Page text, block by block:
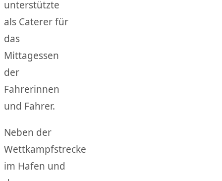
unterstützte
als Caterer für
das
Mittagessen
der
Fahrerinnen
und Fahrer.
Neben der
Wettkampfstrecke
im Hafen und